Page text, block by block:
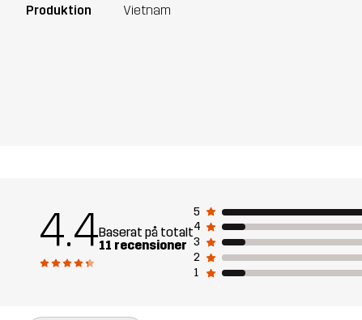
Produktion Vietnam
4.4Baserat på totalt
11 recensioner
5
4
3
2
1